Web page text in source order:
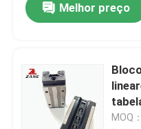
Melhor preço
MOQ